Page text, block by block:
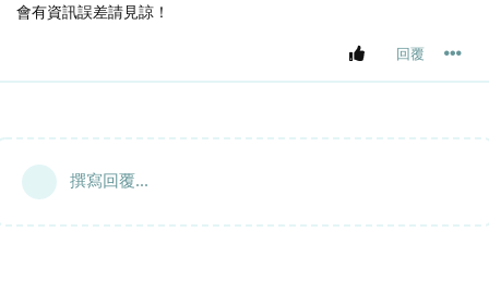
會有資訊誤差請見諒！
回覆
撰寫回覆...